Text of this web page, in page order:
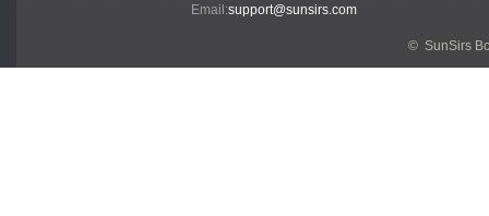
Email:support@sunsirs.com
© SunSirs